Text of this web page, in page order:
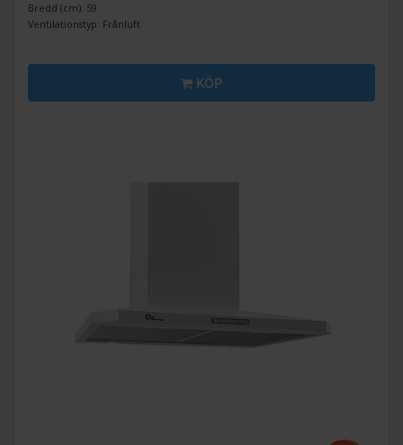
Bredd (cm): 59
Ventilationstyp: Frånluft
KÖP